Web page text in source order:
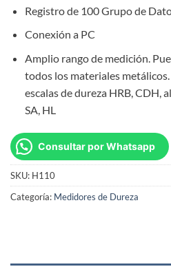
Registro de 100 Grupo de
Conexión a PC
Amplio rango de medición.
todos los materiales
escalas de dureza HRB, CDH,
SA, HL
Consultar por Whatsapp
SKU: H110
Categoría: Medidores de Dureza